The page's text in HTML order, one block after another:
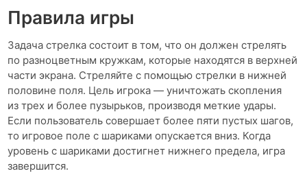
Правила игры
Задача стрелка состоит в том, что он должен стрелять
по разноцветным кружкам, которые находятся в верхней
части экрана. Стреляйте с помощью стрелки в нижней
половине поля. Цель игрока — уничтожать скопления
из трех и более пузырьков, производя меткие удары.
Если пользователь совершает более пяти пустых шагов,
то игровое поле с шариками опускается вниз. Когда
уровень с шариками достигнет нижнего предела, игра
завершится.